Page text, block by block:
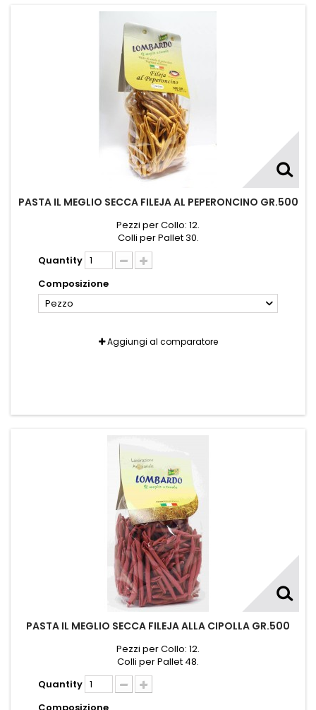
PASTA IL MEGLIO SECCA FILEJA AL PEPERONCINO GR.500
Pezzi per Collo: 12.
Colli per Pallet 30.
Quantity
Composizione
Pezzo
Aggiungi al comparatore
PASTA IL MEGLIO SECCA FILEJA ALLA CIPOLLA GR.500
Pezzi per Collo: 12.
Colli per Pallet 48.
Quantity
Composizione